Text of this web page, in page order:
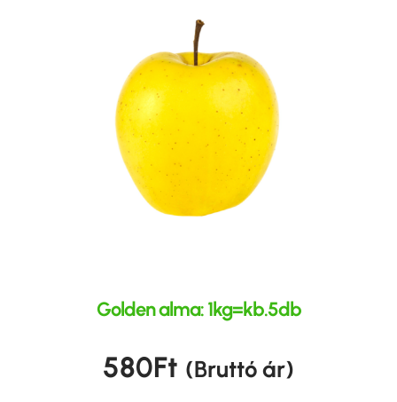
Golden alma: 1kg=kb.5db
580Ft (Bruttó ár)